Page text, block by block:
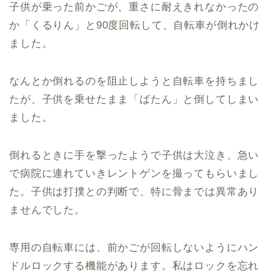
子供が乗った前かごが、重さに耐えきれなかったの
か「くるりん」と90度回転して、自転車が倒れかけ
ました。
なんとか倒れるのを阻止しようと自転車を持ちまし
たが、子供を乗せたまま「ばたん」と倒してしまい
ました。
倒れるときに手を撃ったようで子供は大泣き、急い
で病院に連れていきレントゲンを撮ってもらいまし
た。子供は打撲との判断で、特に骨までは異常あり
ませんでした。
専用の自転車には、前かごが回転しないようにハン
ドルロックする機能があります。私はロックを忘れ